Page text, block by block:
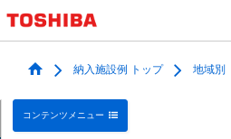
納入施設例 トップ 地域別
コンテンツメニュー